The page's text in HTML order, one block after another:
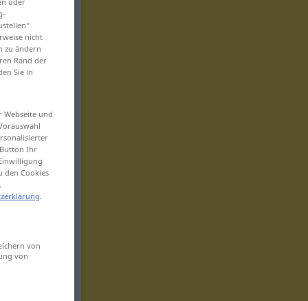
nicht
zu ändern
Rand der
Sie in
und
Ihr
den Cookies
.
von
von